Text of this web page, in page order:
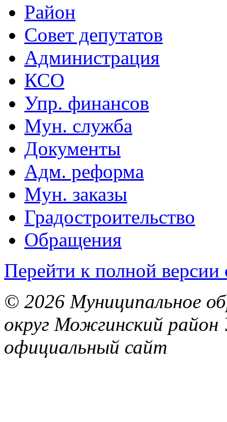
Район
Совет депутатов
Администрация
КСО
Упр. финансов
Мун. служба
Документы
Адм. реформа
Мун. заказы
Градостроительство
Обращения
Перейти к полной версии
© 2026 Муниципальное
округ Можгинский район
официальный сайт